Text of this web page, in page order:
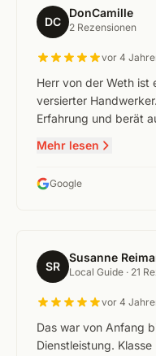
DC
DonCamille
2 Rezensionen
vor 4
Herr von der Weth ist
versierter
Erfahrung und berät
Mehr lesen
Google
SR
Susanne
Local Guide · 21
vor 4
Das war von Anfang
Dienstleistung.